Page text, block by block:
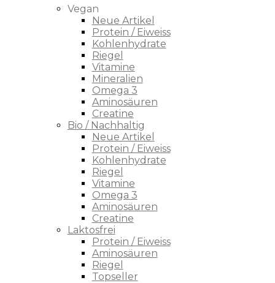
Vegan
Neue Artikel
Protein / Eiweiss
Kohlenhydrate
Riegel
Vitamine
Mineralien
Omega 3
Aminosäuren
Creatine
Bio / Nachhaltig
Neue Artikel
Protein / Eiweiss
Kohlenhydrate
Riegel
Vitamine
Omega 3
Aminosäuren
Creatine
Laktosfrei
Protein / Eiweiss
Aminosäuren
Riegel
Topseller